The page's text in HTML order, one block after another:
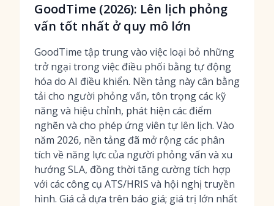
GoodTime (2026): Lên lịch phỏng
vấn tốt nhất ở quy mô lớn
GoodTime tập trung vào việc loại bỏ những
trở ngại trong việc điều phối bằng tự động
hóa do AI điều khiển. Nền tảng này cân bằng
tải cho người phỏng vấn, tôn trọng các kỹ
năng và hiệu chỉnh, phát hiện các điểm
nghẽn và cho phép ứng viên tự lên lịch. Vào
năm 2026, nền tảng đã mở rộng các phân
tích về năng lực của người phỏng vấn và xu
hướng SLA, đồng thời tăng cường tích hợp
với các công cụ ATS/HRIS và hội nghị truyền
hình. Giá cả dựa trên báo giá; giá trị lớn nhất